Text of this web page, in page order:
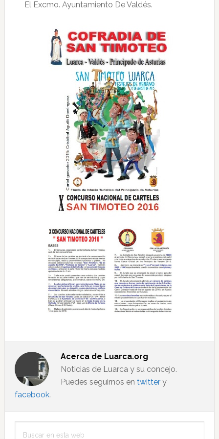
El Excmo. Ayuntamiento De Valdés.
Acerca de Luarca.org
Noticias de Luarca y su concejo.
Puedes seguirnos en twittery
facebook.
Barra